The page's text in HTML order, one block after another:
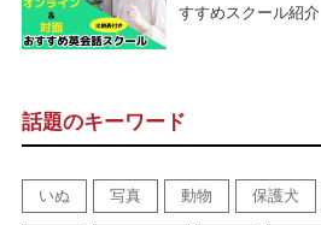
すすめスクール紹介
話題のキーワード
いぬ 写真 動物 保護犬